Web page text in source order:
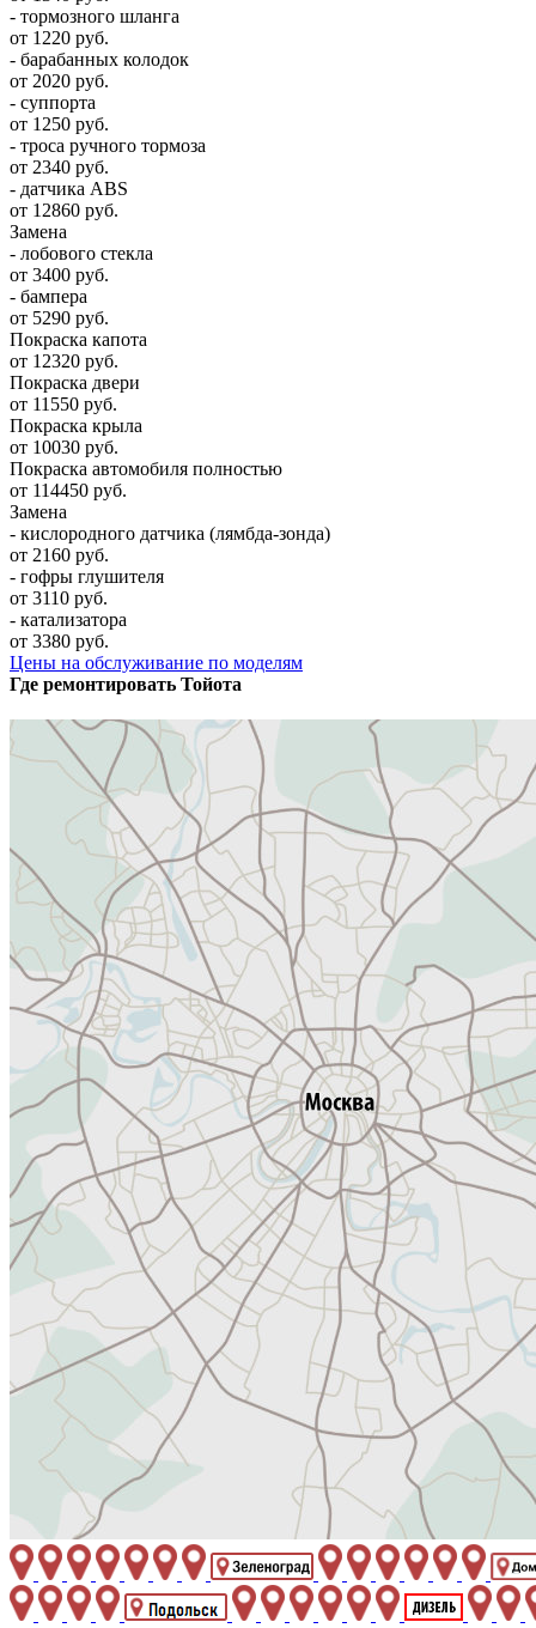
- тормозного шланга
от 1220 руб.
- барабанных колодок
от 2020 руб.
- суппорта
от 1250 руб.
- троса ручного тормоза
от 2340 руб.
- датчика ABS
от 12860 руб.
Замена
- лобового стекла
от 3400 руб.
- бампера
от 5290 руб.
Покраска капота
от 12320 руб.
Покраска двери
от 11550 руб.
Покраска крыла
от 10030 руб.
Покраска автомобиля полностью
от 114450 руб.
Замена
- кислородного датчика (лямбда-зонда)
от 2160 руб.
- гофры глушителя
от 3110 руб.
- катализатора
от 3380 руб.
Цены на обслуживание по моделям
Где ремонтировать Тойота